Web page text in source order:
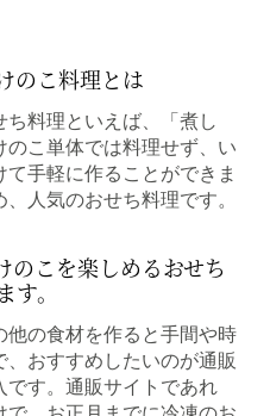
のこ料理とは
料理といえば、「煮し
こ単体では料理せず、い
手軽に作ることができま
人気のおせち料理です。
のこを楽しめるおせち
。
他の食材を作ると手間や時
おすすめしたいのが通販
です。通販サイトであれ